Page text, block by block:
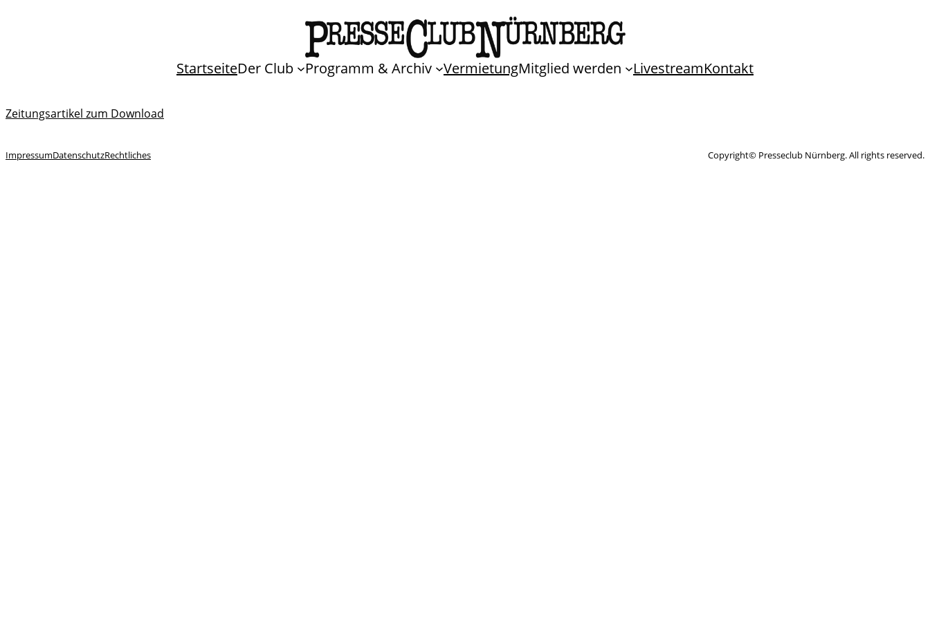
StartseiteDer Club Programm & Archiv VermietungMitglied werden LivestreamKontakt
Zeitungsartikel zum Download
ImpressumDatenschutzRechtliches Copyright© Presseclub Nürnberg. All rights reserved.